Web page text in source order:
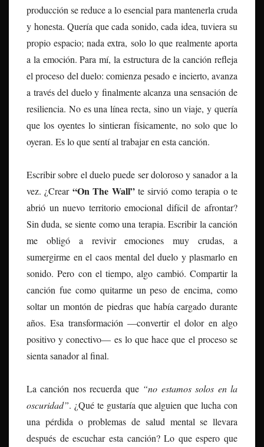
producción se reduce a lo esencial para mantenerla cruda
y honesta. Quería que cada sonido, cada idea, tuviera su
propio espacio; nada extra, solo lo que realmente aporta
a la emoción. Para mí, la estructura de la canción refleja
el proceso del duelo: comienza pesado e incierto, avanza
a través del duelo y finalmente alcanza una sensación de
resiliencia. No es una línea recta, sino un viaje, y quería
que los oyentes lo sintieran físicamente, no solo que lo
oyeran. Es lo que sentí al trabajar en esta canción.
Escribir sobre el duelo puede ser doloroso y sanador a la
vez. ¿Crear “On The Wall”te sirvió como terapia o te
abrió un nuevo territorio emocional difícil de afrontar?
Sin duda, se siente como una terapia. Escribir la canción
me obligó a revivir emociones muy crudas, a
sumergirme en el caos mental del duelo y plasmarlo en
sonido. Pero con el tiempo, algo cambió. Compartir la
canción fue como quitarme un peso de encima, como
soltar un montón de piedras que había cargado durante
años. Esa transformación —convertir el dolor en algo
positivo y conectivo— es lo que hace que el proceso se
sienta sanador al final.
La canción nos recuerda que “no estamos solos en la
oscuridad”. ¿Qué te gustaría que alguien que lucha con
una pérdida o problemas de salud mental se llevara
después de escuchar esta canción? Lo que espero que